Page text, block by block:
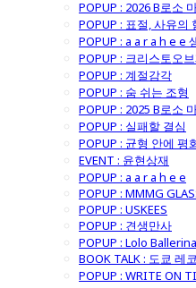
POPUP : 2026 B로소
POPUP : 표절, 사유의
POPUP : a a r a h e e
POPUP : 크리스토오
POPUP : 계절감각
POPUP : 숨 쉬는 조형
POPUP : 2025 B로소
POPUP : 실패할 결심
POPUP : 균형 안에 평
EVENT : 윤현상재
POPUP : a a r a h e e
POPUP : MMMG
POPUP : USKEES
POPUP : 견생만사
POPUP : Lolo Ballerina
BOOK TALK : 도쿄 레
POPUP : WRITE ON